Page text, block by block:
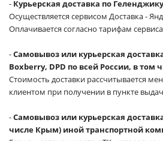
- Курьерская доставка по Геленджику
Осуществляется сервисом Доставка -
Оплачивается согласно тарифам
-Самовывоз или курьерская
Boxberry, DPD по всей России, в том
Стоимость доставки рассчитывается
клиентом при получении в пункте
-Самовывоз или курьерская
числе Крым) иной транспортной